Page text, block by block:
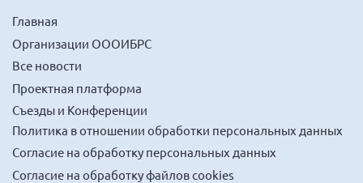
Главная
Организации ОООИБРС
Все новости
Проектная платформа
Съезды и Конференции
Политика в отношении обработки персональных данных
Согласие на обработку персональных данных
Согласие на обработку файлов cookies